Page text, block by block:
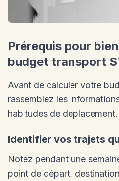
Prérequis pour
budget transport
Avant de calculer votre
rassemblez les
habitudes de déplacement.
Identifier vos trajets
Notez pendant une
point de départ,